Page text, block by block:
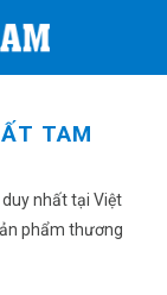
TAM
nhất tại Việt
phẩm thương